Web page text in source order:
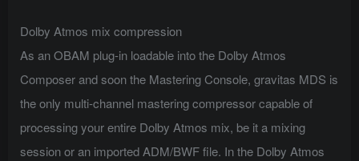
Dolby Atmos mix compression
As an OBAM plug-in loadable into the Dolby Atmos
Composer and soon the Mastering Console, gravitas MDS is
the only multi-channel mastering compressor capable of
processing your entire Dolby Atmos mix, be it a mixing
session or an imported ADM/BWF file. In the Dolby Atmos